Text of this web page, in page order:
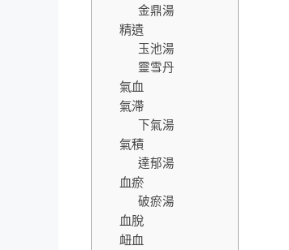
金鼎湯
精遺
玉池湯
靈雪丹
氣血
氣滯
下氣湯
氣積
達郁湯
血瘀
破瘀湯
血脫
衄血